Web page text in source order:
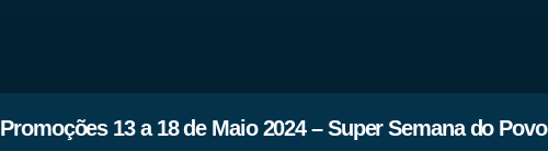
Promoções 13 a 18 de Maio 2024 – Super Semana do Povo